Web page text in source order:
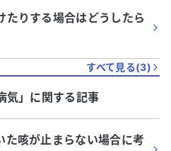
たりする場合はどうしたら
すべて見る(3)
気」に関する記事
た咳が止まらない場合に考